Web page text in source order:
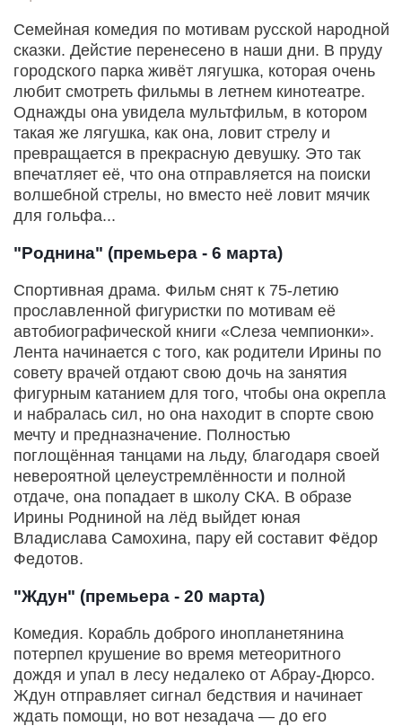
Семейная комедия по мотивам русской народной
сказки. Дейстие перенесено в наши дни. В пруду
городского парка живёт лягушка, которая очень
любит смотреть фильмы в летнем кинотеатре.
Однажды она увидела мультфильм, в котором
такая же лягушка, как она, ловит стрелу и
превращается в прекрасную девушку. Это так
впечатляет её, что она отправляется на поиски
волшебной стрелы, но вместо неё ловит мячик
для гольфа...
"Роднина" (премьера - 6 марта)
Спортивная драма. Фильм снят к 75-летию
прославленной фигуристки по мотивам её
автобиографической книги «Слеза чемпионки».
Лента начинается с того, как родители Ирины по
совету врачей отдают свою дочь на занятия
фигурным катанием для того, чтобы она окрепла
и набралась сил, но она находит в спорте свою
мечту и предназначение. Полностью
поглощённая танцами на льду, благодаря своей
невероятной целеустремлённости и полной
отдаче, она попадает в школу СКА. В образе
Ирины Родниной на лёд выйдет юная
Владислава Самохина, пару ей составит Фёдор
Федотов.
"Ждун" (премьера - 20 марта)
Комедия. Корабль доброго инопланетянина
потерпел крушение во время метеоритного
дождя и упал в лесу недалеко от Абрау-Дюрсо.
Ждун отправляет сигнал бедствия и начинает
ждать помощи, но вот незадача — до его